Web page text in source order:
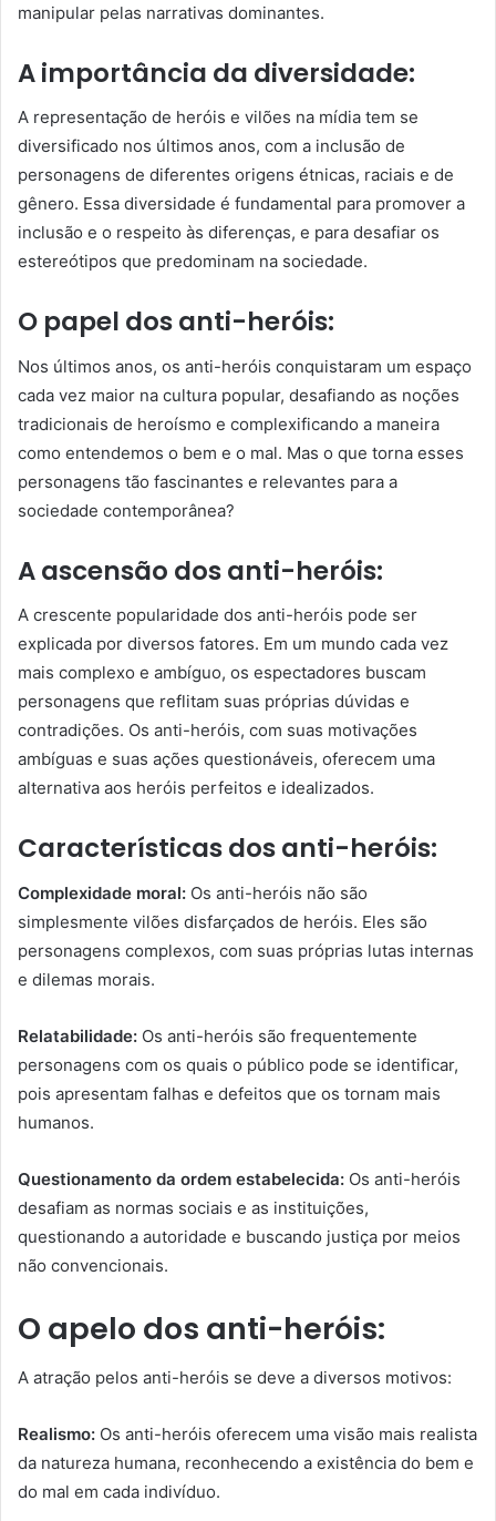
manipular pelas narrativas dominantes.
A importância da diversidade:
A representação de heróis e vilões na mídia tem se
diversificado nos últimos anos, com a inclusão de
personagens de diferentes origens étnicas, raciais e de
gênero. Essa diversidade é fundamental para promover a
inclusão e o respeito às diferenças, e para desafiar os
estereótipos que predominam na sociedade.
O papel dos anti-heróis:
Nos últimos anos, os anti-heróis conquistaram um espaço
cada vez maior na cultura popular, desafiando as noções
tradicionais de heroísmo e complexificando a maneira
como entendemos o bem e o mal. Mas o que torna esses
personagens tão fascinantes e relevantes para a
sociedade contemporânea?
A ascensão dos anti-heróis:
A crescente popularidade dos anti-heróis pode ser
explicada por diversos fatores. Em um mundo cada vez
mais complexo e ambíguo, os espectadores buscam
personagens que reflitam suas próprias dúvidas e
contradições. Os anti-heróis, com suas motivações
ambíguas e suas ações questionáveis, oferecem uma
alternativa aos heróis perfeitos e idealizados.
Características dos anti-heróis:
Complexidade moral: Os anti-heróis não são
simplesmente vilões disfarçados de heróis. Eles são
personagens complexos, com suas próprias lutas internas
e dilemas morais.
Relatabilidade: Os anti-heróis são frequentemente
personagens com os quais o público pode se identificar,
pois apresentam falhas e defeitos que os tornam mais
humanos.
Questionamento da ordem estabelecida: Os anti-heróis
desafiam as normas sociais e as instituições,
questionando a autoridade e buscando justiça por meios
não convencionais.
O apelo dos anti-heróis:
A atração pelos anti-heróis se deve a diversos motivos:
Realismo: Os anti-heróis oferecem uma visão mais realista
da natureza humana, reconhecendo a existência do bem e
do mal em cada indivíduo.